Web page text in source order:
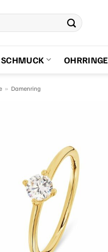
SCHMUCK OHRRINGE
» Damenring